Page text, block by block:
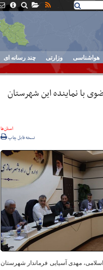
هواشناسی وزارتی چند رسانه ای
با نماینده این شهرستان
استان‌ها
نسخه قابل چاپ
مهدی آسیایی فرماندار شهرستان